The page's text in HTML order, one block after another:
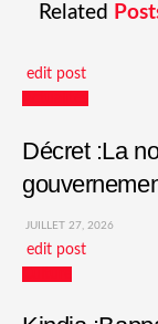
Related
edit post
Décret :La
JUILLET 27, 2026
edit post